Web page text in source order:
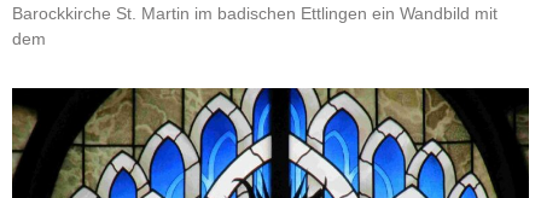
Barockkirche St. Martin im badischen Ettlingen ein Wandbild mit
dem